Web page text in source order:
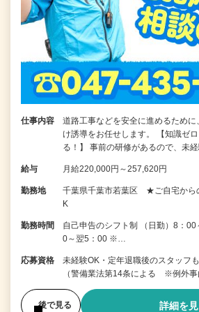
仕事内容
道路工事などを安全に進めるため
け誘導をお任せします。 【知識ゼ
る！】 事前の研修があるので、未
給与 月給220,000円～257,620円
勤務地
千葉県千葉市若葉区 ★ご自宅から
K
勤務時間
自己申告のシフト制 （日勤）8：
0～翌5：00 ※…
応募資格
未経験OK・定年退職後のスタッフ
（警備業法第14条による ※例外事
後で見る 詳細を